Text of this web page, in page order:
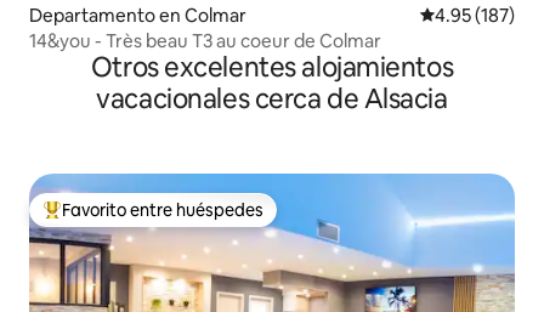
Departamento en Colmar Calificación
4.95 (187)
14&you - Très beau T3 au coeur de Colmar
Otros excelentes alojamientos
vacacionales cerca de Alsacia
De los mejores en Favorito entre huéspedes
Favorito entre huéspedes